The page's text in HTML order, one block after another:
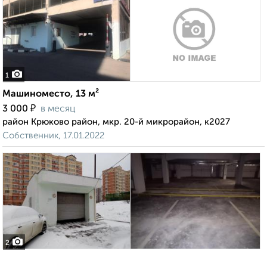
1
Машиноместо, 13 м²
3 000 ₽ в месяц
район Крюково район, мкр. 20-й микрорайон, к2027
Собственник, 17.01.2022
2